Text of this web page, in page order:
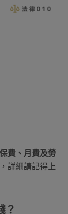
費、月費及勞
詳細請記得上
？